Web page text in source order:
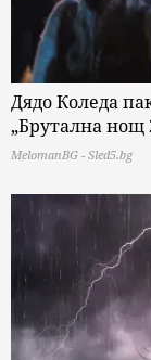
Дядо Коледа
„Брутална нощ
MelomanBG - Sled5.bg